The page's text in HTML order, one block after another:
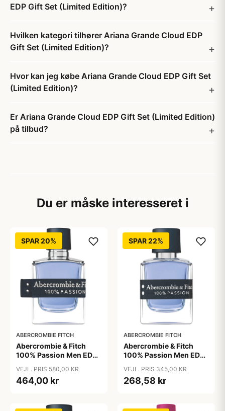
EDP Gift Set (Limited Edition)?
Hvilken kategori tilhører Ariana Grande Cloud EDP
Gift Set (Limited Edition)?
Hvor kan jeg købe Ariana Grande Cloud EDP Gift Set
(Limited Edition)?
Er Ariana Grande Cloud EDP Gift Set (Limited Edition)
på tilbud?
Du er måske interesseret i
SPAR 20%
ABERCROMBIE FITCH
Abercrombie & Fitch
100% Passion Men EDT
VEJL. PRIS 580,00 KR
464,00 kr
SPAR 22%
ABERCROMBIE FITCH
Abercrombie & Fitch
100% Passion Men EDT
VEJL. PRIS 345,00 KR
268,58 kr